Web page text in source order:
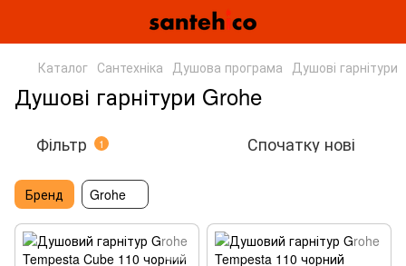
Каталог Сантехніка Душова програма Душові гарнітури
Душові гарнітури Grohe
Фільтр 1 Спочатку нові
Бренд Grohe